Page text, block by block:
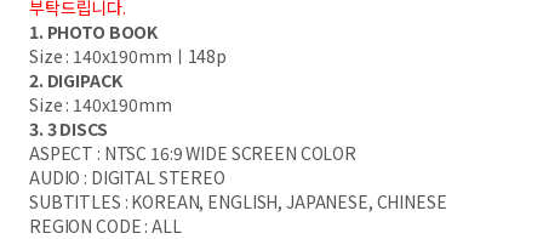
부탁드립니다.
1. PHOTO BOOK
Size : 140x190mmㅣ148p
2. DIGIPACK
Size : 140x190mm
3. 3 DISCS
ASPECT : NTSC 16:9 WIDE SCREEN COLOR
AUDIO : DIGITAL STEREO
SUBTITLES : KOREAN, ENGLISH, JAPANESE, CHINESE
REGION CODE : ALL